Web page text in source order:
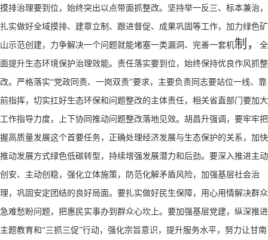
摸排治理要到位，始终突出以点带面抓整改。坚持举一反三、标本兼治，
扎实做好全域摸排、建章立制、跟进督促、成果巩固等工作，加力绿色矿
山示范创建，力争解决一个问题就能堵塞一类漏洞、完善一套机制， 全
面提升生态环境保护治理效能。责任落实要到位，始终保持优良作风抓整
改。严格落实“党政同责、一岗双责”要求，主要负责同志要站位一线、靠
前指挥，切实扛好生态环保和问题整改的主体责任，相关省直部门要加大
工作指导力度，上下协同推动问题整改落地见效。 胡昌升强调，要牢牢把
握高质量发展这个首要任务，正确处理经济发展与生态保护的关系，加快
推动发展方式绿色低碳转型，持续增强发展潜力和后劲。要深入推进主动
创安、主动创稳，强化立体施策，防范化解矛盾风险，加强基层社会治
理，巩固安定团结的良好局面。要扎实做好民生保障，用心用情解决群众
急难愁盼问题，把惠民实事办到群众心坎上。要加强基层党建，纵深推进
主题教育和“三抓三促”行动，强化宗旨意识，提升服务水平，努力让甘南